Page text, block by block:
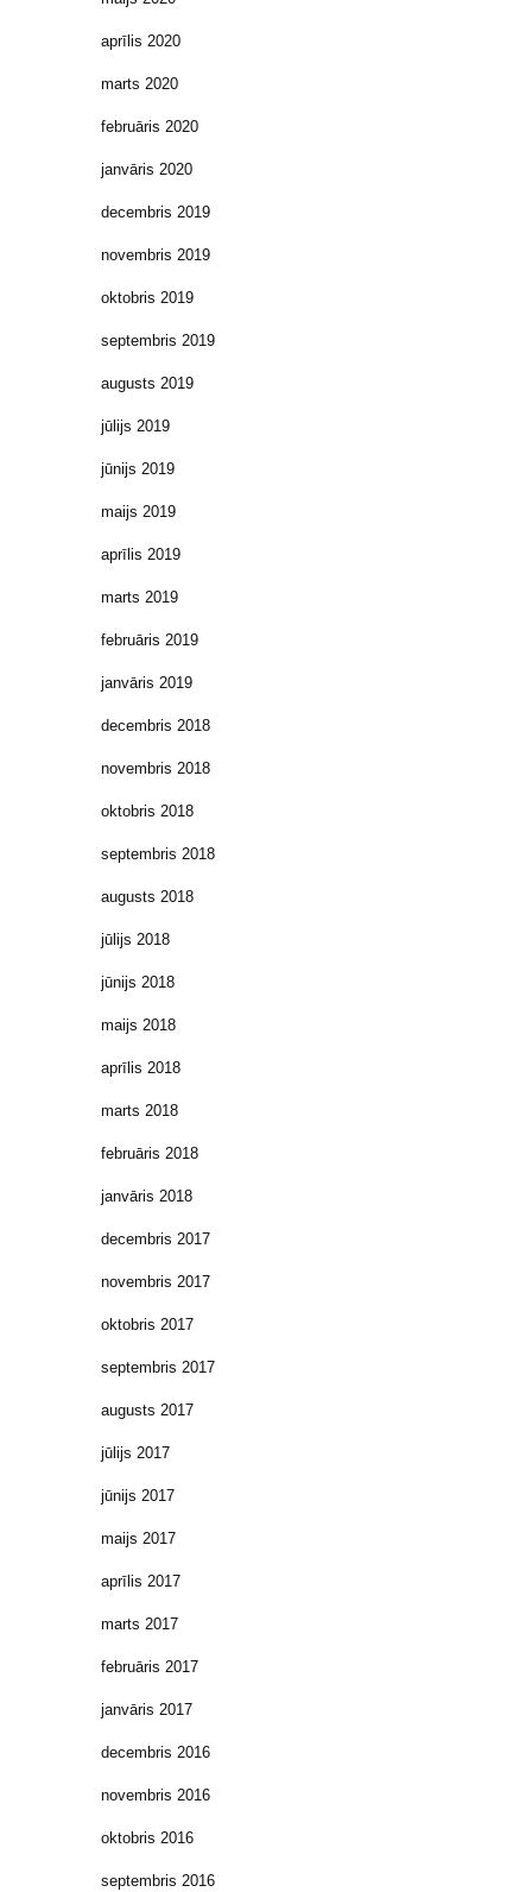
aprīlis 2020
marts 2020
februāris 2020
janvāris 2020
decembris 2019
novembris 2019
oktobris 2019
septembris 2019
augusts 2019
jūlijs 2019
jūnijs 2019
maijs 2019
aprīlis 2019
marts 2019
februāris 2019
janvāris 2019
decembris 2018
novembris 2018
oktobris 2018
septembris 2018
augusts 2018
jūlijs 2018
jūnijs 2018
maijs 2018
aprīlis 2018
marts 2018
februāris 2018
janvāris 2018
decembris 2017
novembris 2017
oktobris 2017
septembris 2017
augusts 2017
jūlijs 2017
jūnijs 2017
maijs 2017
aprīlis 2017
marts 2017
februāris 2017
janvāris 2017
decembris 2016
novembris 2016
oktobris 2016
septembris 2016